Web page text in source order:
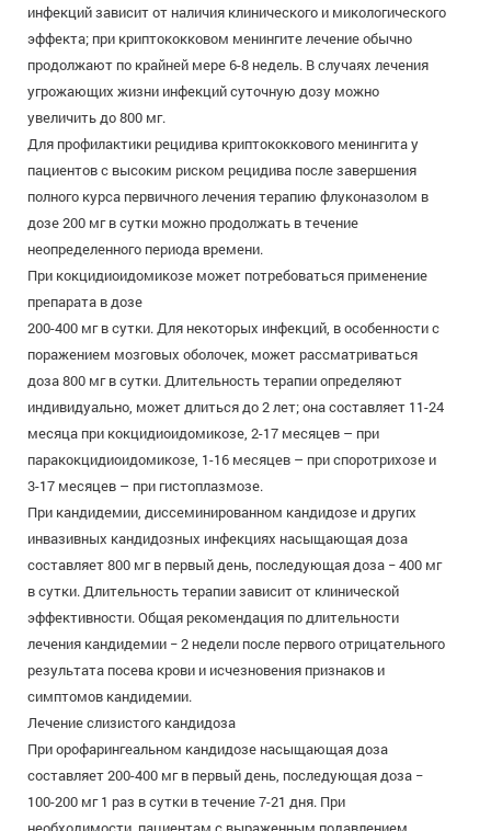
инфекций зависит от наличия клинического и микологического
эффекта; при криптококковом менингите лечение обычно
продолжают по крайней мере 6-8 недель. В случаях лечения
угрожающих жизни инфекций суточную дозу можно
увеличить до 800 мг.
Для профилактики рецидива криптококкового менингита у
пациентов с высоким риском рецидива после завершения
полного курса первичного лечения терапию флуконазолом в
дозе 200 мг в сутки можно продолжать в течение
неопределенного периода времени.
При кокцидиоидомикозе может потребоваться применение
препарата в дозе
200-400 мг в сутки. Для некоторых инфекций, в особенности с
поражением мозговых оболочек, может рассматриваться
доза 800 мг в сутки. Длительность терапии определяют
индивидуально, может длиться до 2 лет; она составляет 11-24
месяца при кокцидиоидомикозе, 2-17 месяцев – при
паракокцидиоидомикозе, 1-16 месяцев – при споротрихозе и
3-17 месяцев – при гистоплазмозе.
При кандидемии, диссеминированном кандидозе и других
инвазивных кандидозных инфекциях насыщающая доза
составляет 800 мг в первый день, последующая доза − 400 мг
в сутки. Длительность терапии зависит от клинической
эффективности. Общая рекомендация по длительности
лечения кандидемии − 2 недели после первого отрицательного
результата посева крови и исчезновения признаков и
симптомов кандидемии.
Лечение слизистого кандидоза
При орофарингеальном кандидозе насыщающая доза
составляет 200-400 мг в первый день, последующая доза −
100-200 мг 1 раз в сутки в течение 7-21 дня. При